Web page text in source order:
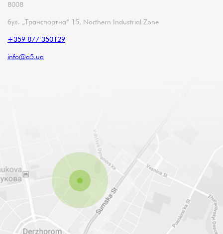
8008
бул. „Транспортна“ 15, Northern Industrial Zone
+359 877 350129
info@a5.ua